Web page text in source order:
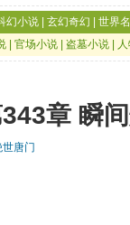
幻小说 玄幻奇幻 世界
官场小说 盗墓小说
章 瞬
唐门